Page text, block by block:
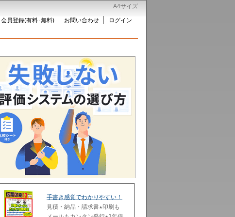
A4サイズ
会員登録(有料･無料) お問い合わせ ログイン
手書き感覚でわかりやすい！
見積・納品・請求書★印刷も